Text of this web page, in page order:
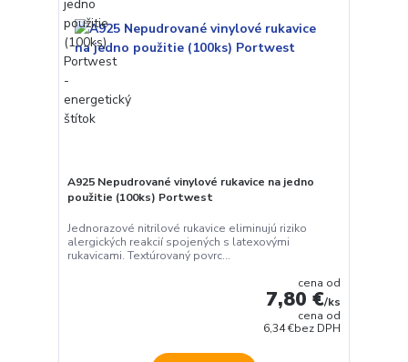
A925 Nepudrované vinylové rukavice na jedno
použitie (100ks) Portwest
Jednorazové nitrilové rukavice eliminujú riziko
alergických reakcií spojených s latexovými
rukavicami. Textúrovaný povrc...
cena od
7,80 €/ks
cena od
6,34 €bez DPH